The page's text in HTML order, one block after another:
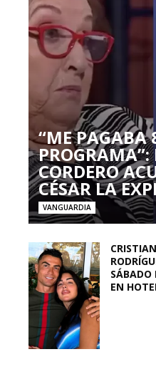
“ME PAGABA
PROGRAMA”:
CORDERO
CÉSAR LA
VANGUARDIA
SÁBADO
EN